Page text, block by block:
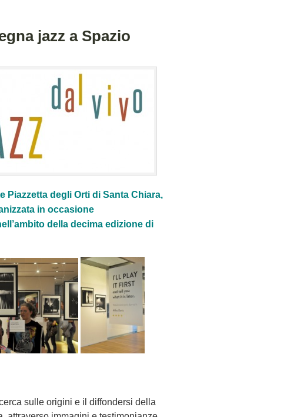
jazz a Spazio
Piazzetta degli Orti di Santa Chiara,
in occasione
della decima edizione di
sulle origini e il diffondersi della